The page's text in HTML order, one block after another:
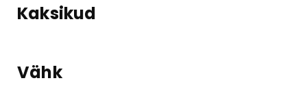
Kaksikud
Vähk